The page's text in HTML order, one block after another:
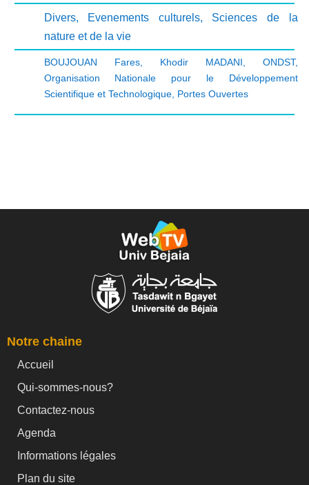
Divers, Evenements culturels, Sciences de la
nature et de la vie
BOUJOUAN Fares, Khodir MADANI ONDST,
Organisation Nationale pour le Développement
Scientifique et Technologique, Portes Ouvertes
Notre chaine
Accueil
Qui-sommes-nous?
Contactez-nous
Agenda
Informations légales
Plan du site